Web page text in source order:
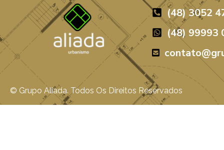
(48) 3052
(48) 99993
© Grupo Aliada. Todos Os Direitos Reservados